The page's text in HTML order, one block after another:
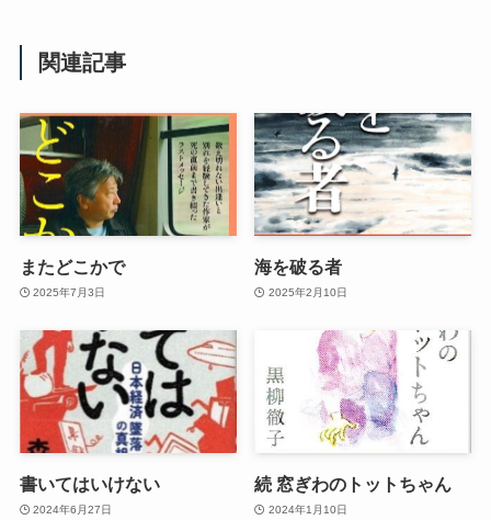
関連記事
またどこかで
2025年7月3日
海を破る者
2025年2月10日
書いてはいけない
2024年6月27日
続 窓ぎわのトットちゃん
2024年1月10日